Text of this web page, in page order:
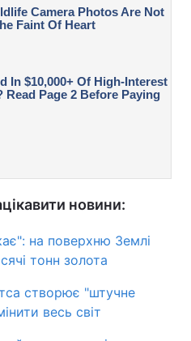
новини:
на поверхню Землі
тонн золота
створює "штучне
весь світ